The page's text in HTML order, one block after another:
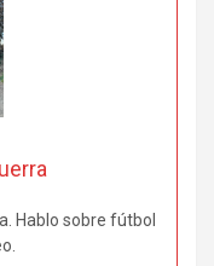
Hablo sobre fútbol